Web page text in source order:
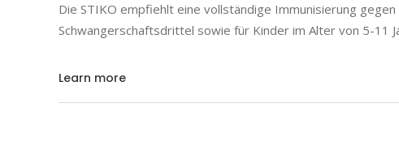
Die STIKO empfiehlt eine vollständige Immunisierung
Schwangerschaftsdrittel sowie für Kinder im Alter von 5-11
Learn more